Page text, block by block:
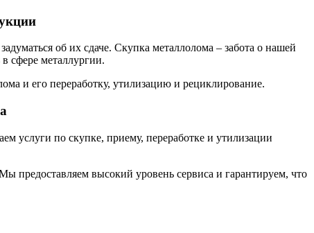
об их сдаче. Скупка металлолома – забота о нашей
сфере металлургии.
и его переработку, утилизацию и рециклирование.
услуги по скупке, приему, переработке и утилизации
предоставляем высокий уровень сервиса и гарантируем, что